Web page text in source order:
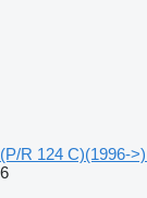
(P/R 124 C)(1996-
6